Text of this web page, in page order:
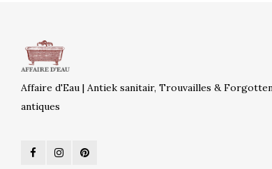
Affaire d'Eau | Antiek sanitair, Trouvailles &
antiques